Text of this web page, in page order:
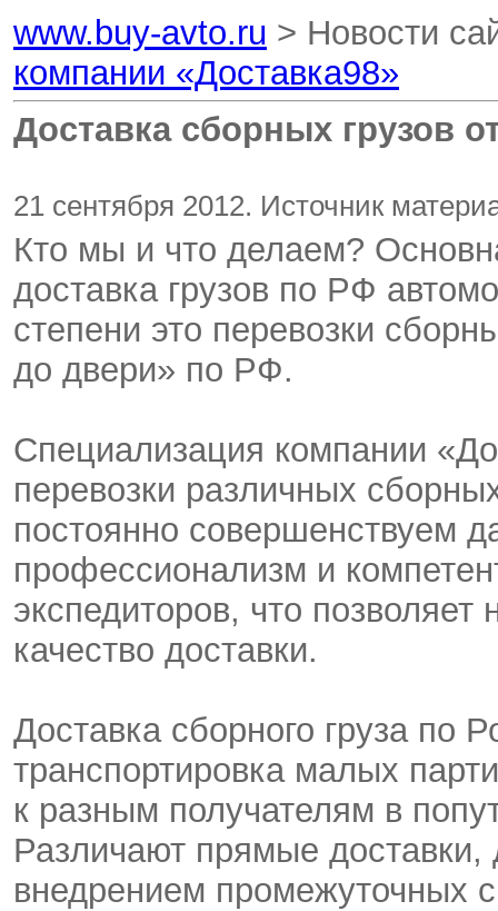
www.buy-avto.ru > Новости
компании «Доставка98»
Доставка сборных грузов
21 сентября 2012. Источник
Кто мы и что делаем?
доставка грузов по РФ
степени это перевозки
до двери» по РФ.
Специализация компании
перевозки различных
постоянно совершенствуем
профессионализм и
экспедиторов, что
качество доставки.
Доставка сборного груза по
транспортировка малых
к разным получателям в
Различают прямые доставки,
внедрением промежуточных